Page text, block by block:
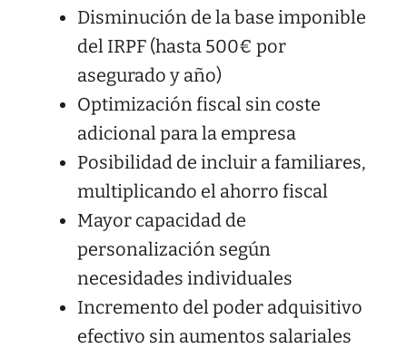
Disminución de la base imponible
del IRPF (hasta 500€ por
asegurado y año)
Optimización fiscal sin coste
adicional para la empresa
Posibilidad de incluir a familiares,
multiplicando el ahorro fiscal
Mayor capacidad de
personalización según
necesidades individuales
Incremento del poder adquisitivo
efectivo sin aumentos salariales